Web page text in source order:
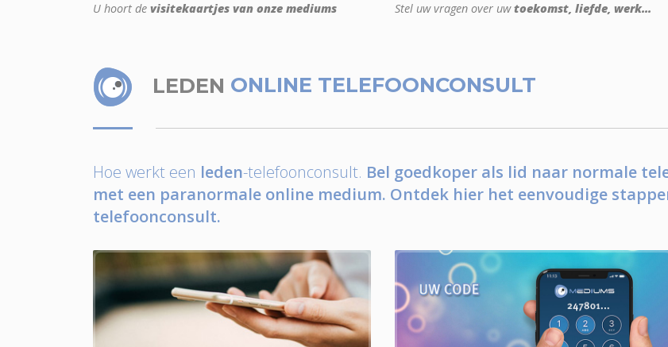
U hoort de visitekaartjes van onze mediums
Stel uw vragen over uwtoekomst, liefde, werk...
LEDEN ONLINE TELEFOONCONSULT
Hoe werkt een leden-telefoonconsult. Bel goedkoper als lid naar normale
met een paranormale online medium. Ontdek hier het eenvoudige
telefoonconsult.